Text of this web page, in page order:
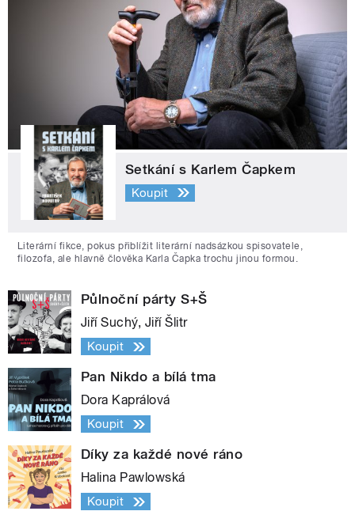
Setkání s Karlem Čapkem
Koupit
Literární fikce, pokus přiblížit literární nadsázkou spisovatele,
filozofa, ale hlavně člověka Karla Čapka trochu jinou formou.
Půlnoční párty S+Š
Jiří Suchý, Jiří Šlitr
Koupit
Pan Nikdo a bílá tma
Dora Kaprálová
Koupit
Díky za každé nové ráno
Halina Pawlowská
Koupit